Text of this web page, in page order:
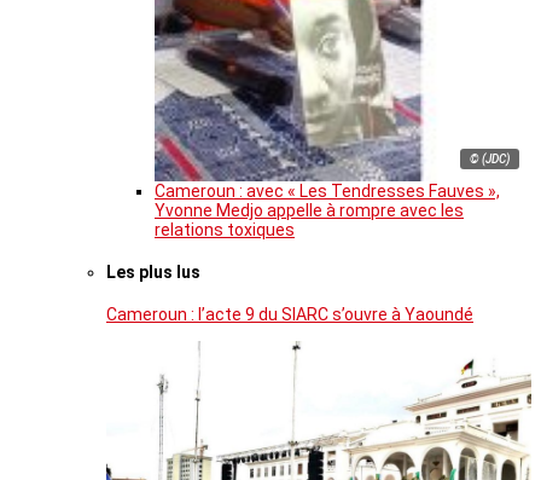
© (JDC)
Cameroun : avec « Les Tendresses Fauves »,
Yvonne Medjo appelle à rompre avec les
relations toxiques
Les plus lus
Cameroun : l’acte 9 du SIARC s’ouvre à Yaoundé